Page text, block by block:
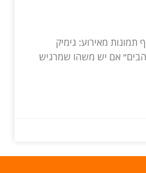
תמונות מאירוע: גימיק
אם יש משהו שמרגיש